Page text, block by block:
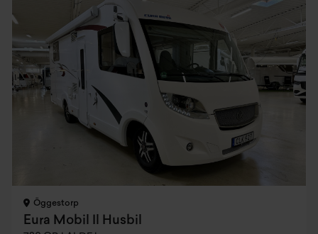
Öggestorp
Eura Mobil Il Husbil